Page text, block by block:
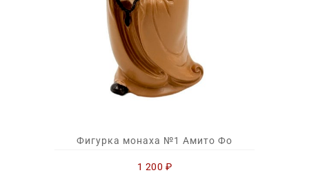
Фигурка монаха №1 Амито Фо
1 200 ₽